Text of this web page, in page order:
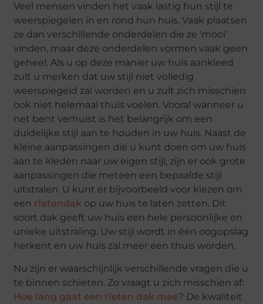
Veel mensen vinden het vaak lastig hun stijl te
weerspiegelen in en rond hun huis. Vaak plaatsen
ze dan verschillende onderdelen die ze ‘mooi’
vinden, maar deze onderdelen vormen vaak geen
geheel. Als u op deze manier uw huis aankleed
zult u merken dat uw stijl niet volledig
weerspiegeld zal worden en u zult zich misschien
ook niet helemaal thuis voelen. Vooral wanneer u
net bent verhuist is het belangrijk om een
duidelijke stijl aan te houden in uw huis. Naast de
kleine aanpassingen die u kunt doen om uw huis
aan te kleden naar uw eigen stijl, zijn er ook grote
aanpassingen die meteen een bepaalde stijl
uitstralen. U kunt er bijvoorbeeld voor kiezen om
een rietendak op uw huis te laten zetten. Dit
soort dak geeft uw huis een hele persoonlijke en
unieke uitstraling. Uw stijl wordt in één oogopslag
herkent en uw huis zal meer een thuis worden.
Nu zijn er waarschijnlijk verschillende vragen die u
te binnen schieten. Zo vraagt u zich misschien af:
Hoe lang gaat een rieten dak mee? De kwaliteit